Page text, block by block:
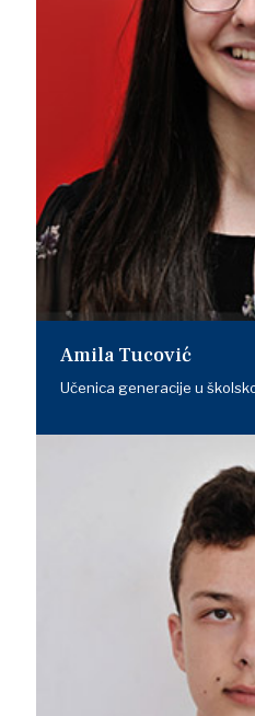
Amila Tucović
Učenica generacije u